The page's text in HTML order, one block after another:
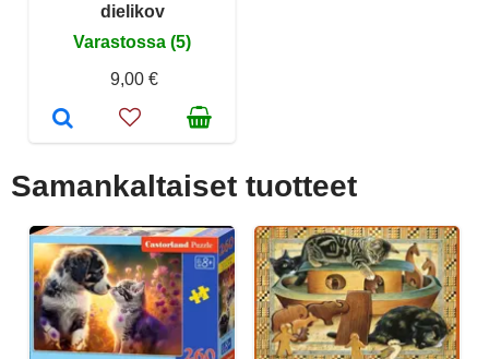
dielikov
Varastossa (5)
9,00 €
Samankaltaiset tuotteet